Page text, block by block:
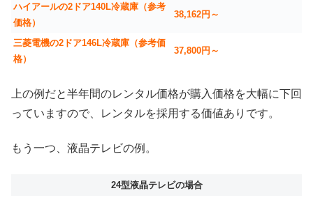
ハイアールの2ドア140L冷蔵庫（参考
価格）
38,162円～
三菱電機の2ドア146L冷蔵庫（参考価
格）
37,800円～
上の例だと半年間のレンタル価格が購入価格を大幅に下回
っていますので、レンタルを採用する価値ありです。
もう一つ、液晶テレビの例。
24型液晶テレビの場合